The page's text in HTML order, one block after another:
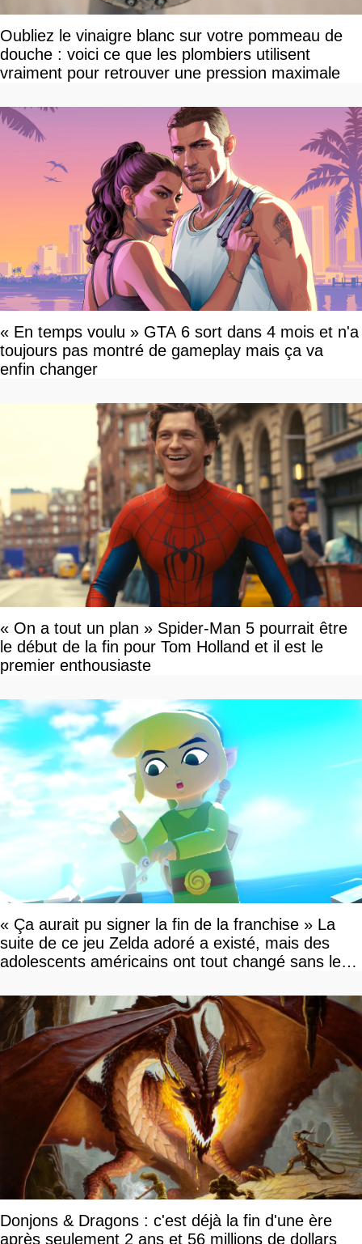
Oubliez le vinaigre blanc sur votre pommeau de
douche : voici ce que les plombiers utilisent
vraiment pour retrouver une pression maximale
« En temps voulu » GTA 6 sort dans 4 mois et n'a
toujours pas montré de gameplay mais ça va
enfin changer
« On a tout un plan » Spider-Man 5 pourrait être
le début de la fin pour Tom Holland et il est le
premier enthousiaste
« Ça aurait pu signer la fin de la franchise » La
suite de ce jeu Zelda adoré a existé, mais des
adolescents américains ont tout changé sans le
Donjons & Dragons : c'est déjà la fin d'une ère
après seulement 2 ans et 56 millions de dollars